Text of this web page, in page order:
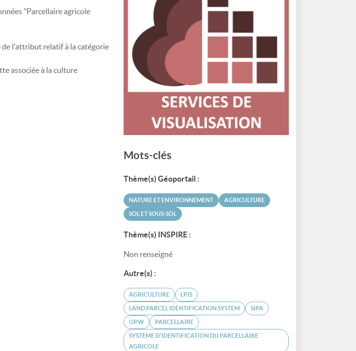
"Parcellaire agricole
de l'attribut relatif à la catégorie
associée à la culture
Mots-clés
Thème(s) Géoportail :
NATURE ET ENVIRONNEMENT AGRICULTURE
SOL ET SOUS-SOL
Thème(s) INSPIRE :
Non renseigné
Autre(s) :
AGRICULTURE LPIS
LAND PARCEL IDENTIFICATION SYSTEM SIPA
OPW PARCELLAIRE
SYSTÈME D’IDENTIFICATION DU PARCELLAIRE
AGRICOLE